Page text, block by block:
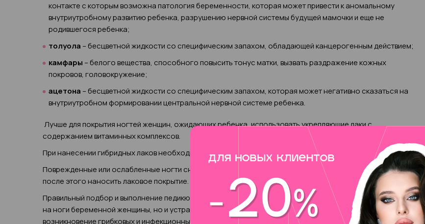
контакте с которым возможна патология беременности, которая может привести к аномальному
внутриутробному развитию ребенка, разрушению нервной системы будущей мамочки и еще не
родившегося ребенка;
толуола – бесцветной жидкости со специфическим запахом, обладающей канцерогенным действием;
камфары – белого вещества, способного повысить тонус матки, вызвать раздражение кожных
покровов, головокружение;
ацетона – бесцветной жидкости со специфическим запахом, которая может негативно сказаться на
внутриутробном формировании центральной нервной системе ребенка.
Лучше для покрытия ногтей женщин, ожидающих ребенка, использовать укрепляющие лаки с
содержанием витаминных комплексов.
При нанесении гибридных лаков необходимо обратить внимание на состоянии ногтевой пластины.
Поврежденные или ослабленные ногти сначала необходимо восстановить, укрепить, вылечить, и только
после этого наносить лаковое покрытие.
Правильный подбор и выполнение педикюрной обработки стоп не только в состоянии уменьшить нагрузку
на ноги беременной женщины, но и устранить образование мозолей, натоптышей, предотвратить
возникновение грибковых и инфекционных заболеваний.